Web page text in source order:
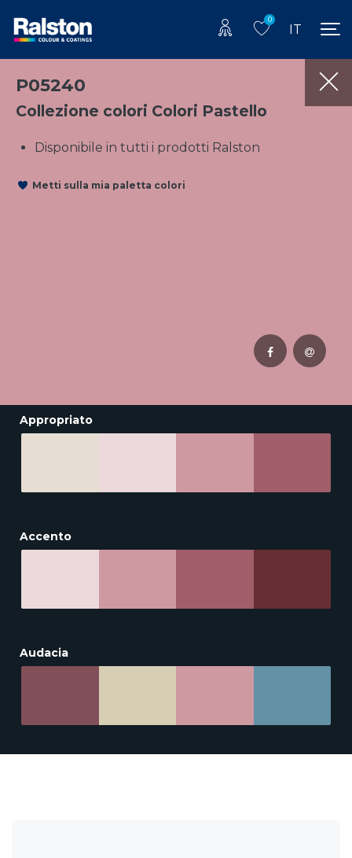
0
IT
P05240
Collezione colori Colori Pastello
Disponibile in tutti i prodotti Ralston
Metti sulla mia paletta colori
Appropriato
Accento
Audacia